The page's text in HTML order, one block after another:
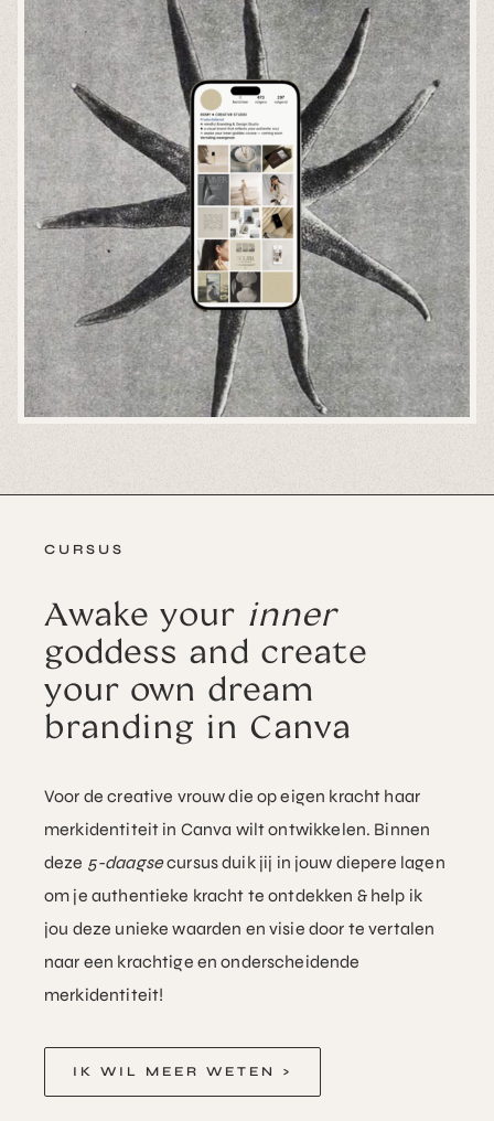
CURSUS
Awake your inner
goddess and create
your own dream
branding in Canva
Voor de creative vrouw die op eigen kracht haar
merkidentiteit in Canva wilt ontwikkelen. Binnen
deze 5-daagsecursus duik jij in jouw diepere lagen
om je authentieke kracht te ontdekken & help ik
jou deze unieke waarden en visie door te vertalen
naar een krachtige en onderscheidende
merkidentiteit!
IK WIL MEER WETEN >